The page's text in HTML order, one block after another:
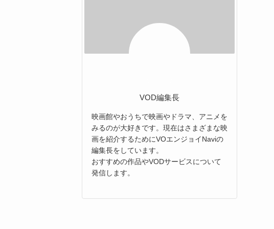
VOD編集長
映画館やおうちで映画やドラマ、アニメを
みるのが大好きです。現在はさまざまな映
画を紹介するためにVOエンジョイNaviの
編集長をしています。
おすすめの作品やVODサービスについて
発信します。